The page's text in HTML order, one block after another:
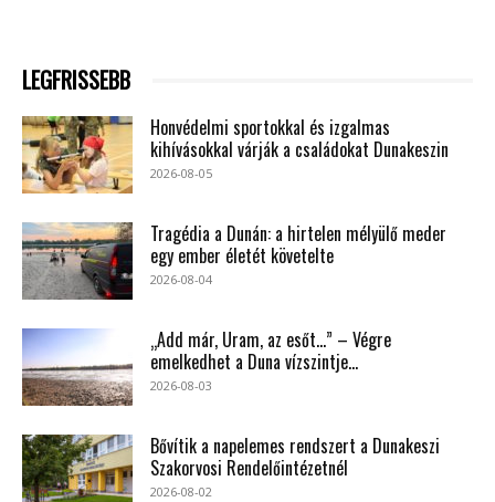
LEGFRISSEBB
Honvédelmi sportokkal és izgalmas
kihívásokkal várják a családokat Dunakeszin
2026-08-05
Tragédia a Dunán: a hirtelen mélyülő meder
egy ember életét követelte
2026-08-04
„Add már, Uram, az esőt…” – Végre
emelkedhet a Duna vízszintje...
2026-08-03
Bővítik a napelemes rendszert a Dunakeszi
Szakorvosi Rendelőintézetnél
2026-08-02